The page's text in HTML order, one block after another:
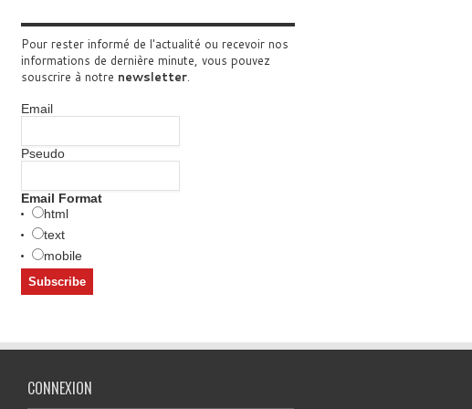
Pour rester informé de l'actualité ou recevoir nos
informations de dernière minute, vous pouvez
souscrire à notre newsletter.
Email
Pseudo
Email Format
html
text
mobile
CONNEXION